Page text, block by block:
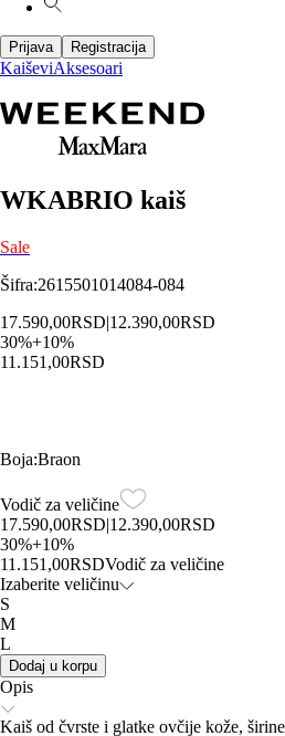
Prijava Registracija
KaiševiAksesoari
WKABRIO kaiš
Sale
Šifra:2615501014084-084
17.590,00RSD|12.390,00RSD
30%+10%
11.151,00RSD
Boja:Braon
Vodič za veličine
17.590,00RSD|12.390,00RSD
30%+10%
11.151,00RSDVodič za veličine
Izaberite veličinu
S
M
L
Dodaj u korpu
Opis
Kaiš od čvrste i glatke ovčije kože,